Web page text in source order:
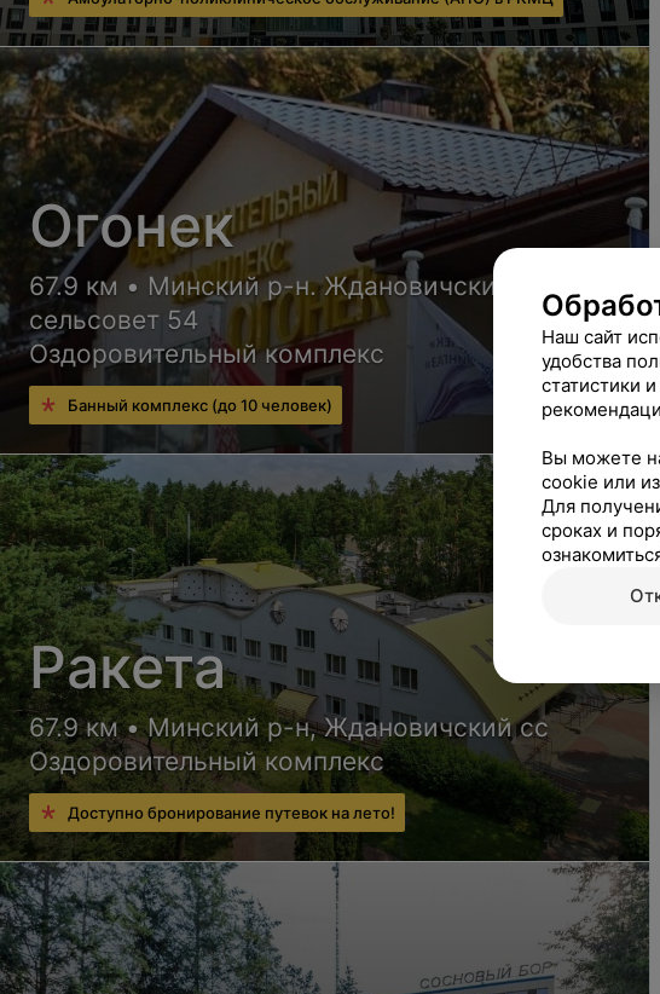
Огонек
67.9 км • Минский р-н. Ждановичский
сельсовет 54
Оздоровительный комплекс
Банный комплекс (до 10 человек)
Ракета
67.9 км • Минский р-н, Ждановичский сс
Оздоровительный комплекс
Доступно бронирование путевок на лето!
Наш сайт
удобства
статистики
Вы можете
cookie или
Для
сроках и